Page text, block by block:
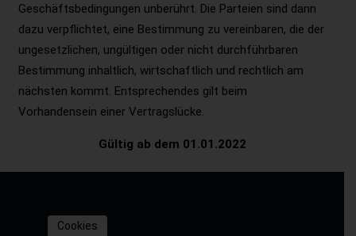
Geschäftsbedingungen unberührt. Die Parteien sind dann
dazu verpflichtet, eine Bestimmung zu vereinbaren, die der
ungesetzlichen, ungültigen oder nicht durchführbaren
Bestimmung inhaltlich, wirtschaftlich und rechtlich am
nächsten kommt. Entsprechendes gilt beim
Vorhandensein einer Vertragslücke.
Gültig ab dem 01.01.2022
Cookies